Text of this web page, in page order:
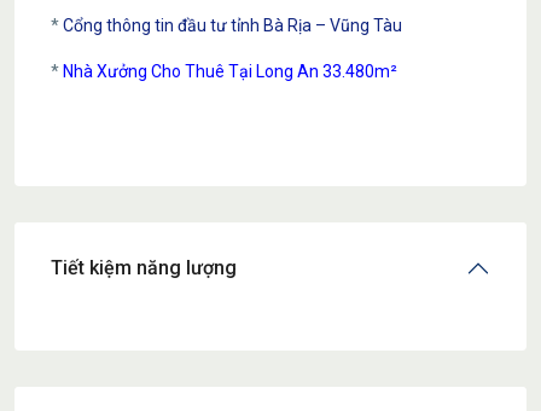
*Cổng thông tin đầu tư tỉnh Bà Rịa – Vũng Tàu
*Nhà Xưởng Cho Thuê Tại Long An 33.480m²
Tiết kiệm năng lượng